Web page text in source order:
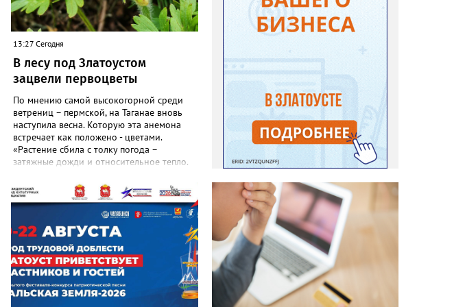
13:27 Сегодня
В лесу под Златоустом
зацвели первоцветы
По мнению самой высокогорной среди
ветрениц – пермской, на Таганае вновь
наступила весна. Которую эта анемона
встречает как положено - цветами.
«Растение сбила с толку погода –
затяжные дожди и относительное тепло.
на этот стресс», - объяснили в
национальном парке. Там также
добавили: хотя нежные белые цветы и
украшают по-летнему зелёный лес, самой
ветренице такой «рецидив» пользы не
приносит, а наоборот, забирает силы
перед долгой зимовкой.